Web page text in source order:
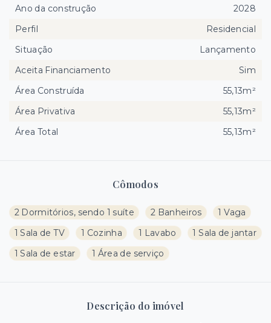
Cômodos
2 Dormitórios, sendo 1 suíte 2 Banheiros
1 Vaga
1 Sala de TV
1 Cozinha 1 Lavabo
1 Sala de jantar
1 Sala de estar
1 Área de serviço
Descrição do imóvel
Ano da construção
2028
Perfil
Residencial
Situação
Lançamento
Aceita Financiamento
Sim
Área Construída
55,13m²
Área Privativa
55,13m²
Área Total
55,13m²